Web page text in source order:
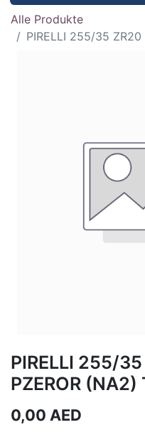
Alle Produkte
PIRELLI 255/35
PIRELLI 255/
PZEROR (NA2)
0,00 AED